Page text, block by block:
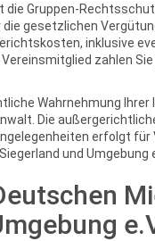
Gruppen-
gesetzlichen
inklusive
zahlen
Wahrnehmung Ihrer
Die
erfolgt für
und Umgebung